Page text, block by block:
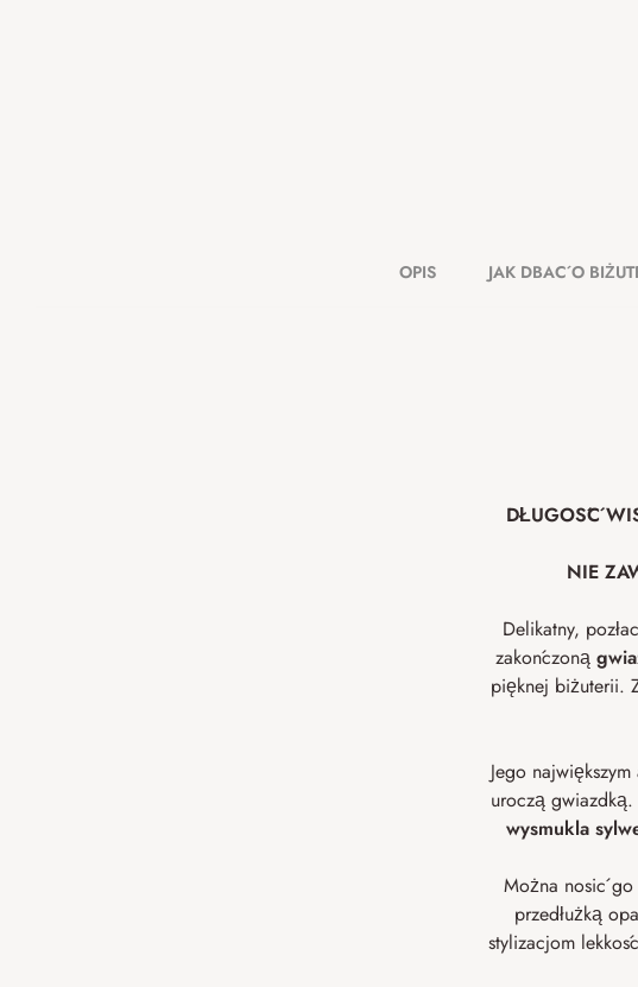
OPIS JAK DBAĆ O
DŁUGOŚĆ
NIE
Delikatny,
zakończoną
pięknej biżuterii.
Jego
uroczą
wysmukla
Można nosić go
przedłużką
stylizacjom